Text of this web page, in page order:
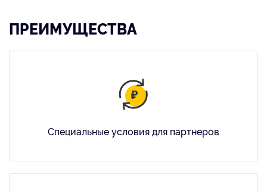
ПРЕИМУЩЕСТВА
Специальные условия для партнеров